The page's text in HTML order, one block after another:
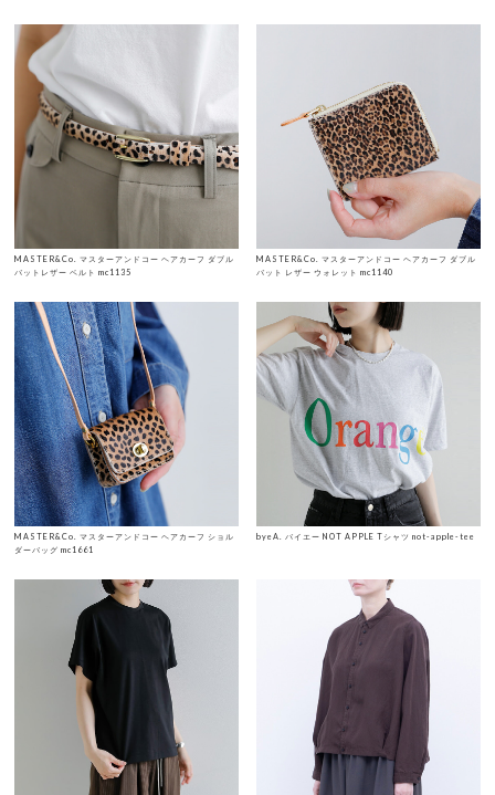
MASTER&Co. マスターアンドコー ヘアカーフ ダブル
バットレザー ベルト mc1135
MASTER&Co. マスターアンドコー ヘアカーフ ダブル
バット レザー ウォレット mc1140
MASTER&Co. マスターアンドコー ヘアカーフ ショル
ダーバッグ mc1661
byeA. バイエー NOT APPLE Tシャツ not-apple-tee